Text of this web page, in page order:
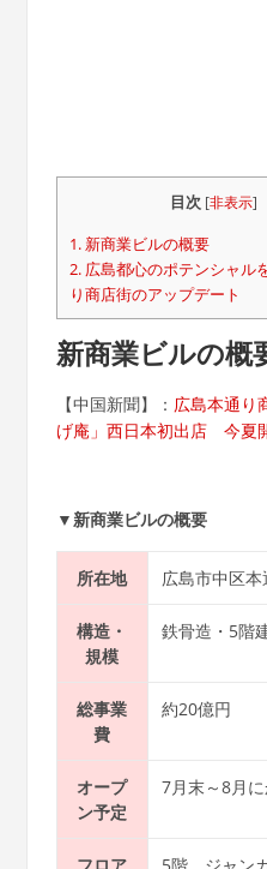
目次 [非表示]
1.新商業ビルの概要
2.広島都心のポテンシャル
り商店街のアップデート
新商業ビルの概
【中国新聞】： 広島本通り
げ庵」西日本初出店 今夏
▼新商業ビルの概要
所在地 広島市中区本
構造・
規模
鉄骨造・5階
総事業
費
約20億円
オープ
ン予定
7月末～8月
フロア
5階 ジャンカ